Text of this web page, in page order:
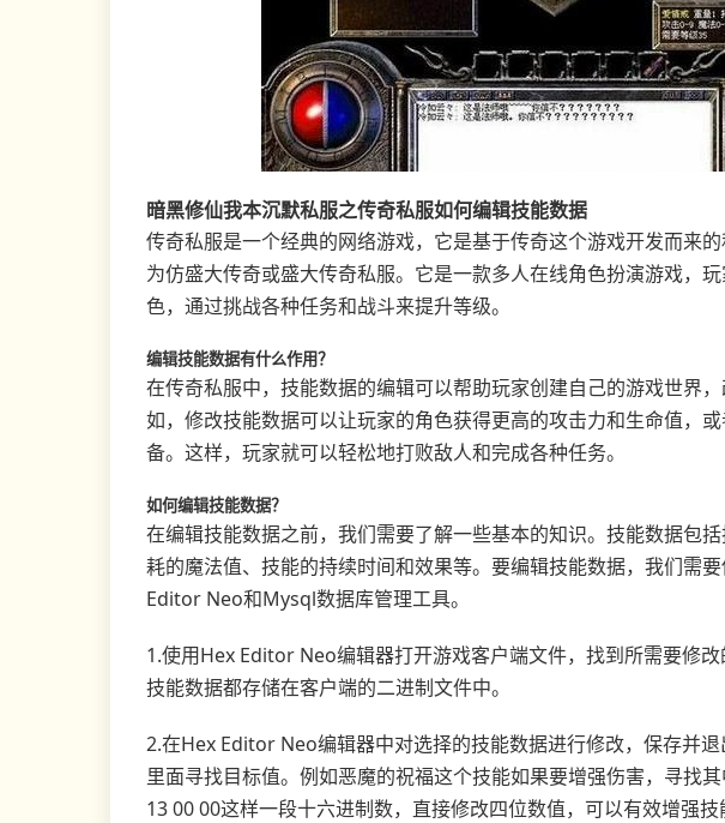
暗黑修仙我本沉默私服之传奇私服如何编辑技能数据
传奇私服是一个经典的网络游戏，它是基于传奇这个游戏开发而来
为仿盛大传奇或盛大传奇私服。它是一款多人在线角色扮演游戏，
色，通过挑战各种任务和战斗来提升等级。
编辑技能数据有什么作用？
在传奇私服中，技能数据的编辑可以帮助玩家创建自己的游戏世界
如，修改技能数据可以让玩家的角色获得更高的攻击力和生命值，
备。这样，玩家就可以轻松地打败敌人和完成各种任务。
如何编辑技能数据？
在编辑技能数据之前，我们需要了解一些基本的知识。技能数据包
耗的魔法值、技能的持续时间和效果等。要编辑技能数据，我们需
Editor Neo和Mysql数据库管理工具。
1.使用Hex Editor Neo编辑器打开游戏客户端文件，找到所需要修改
技能数据都存储在客户端的二进制文件中。
2.在Hex Editor Neo编辑器中对选择的技能数据进行修改，保存并
里面寻找目标值。例如恶魔的祝福这个技能如果要增强伤害，寻找
13 00 00这样一段十六进制数，直接修改四位数值，可以有效增强技